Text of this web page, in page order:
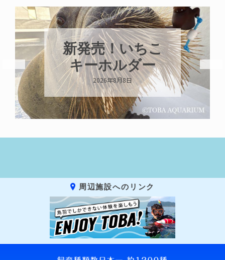
！いちこ
ルダー
年8月8日
パラオ
ガイが交
いま
2026年8月7
周辺施設へのリンク